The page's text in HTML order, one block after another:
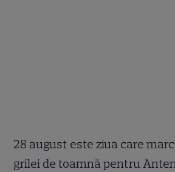
28 august este ziua care
grilei de toamnă pentru